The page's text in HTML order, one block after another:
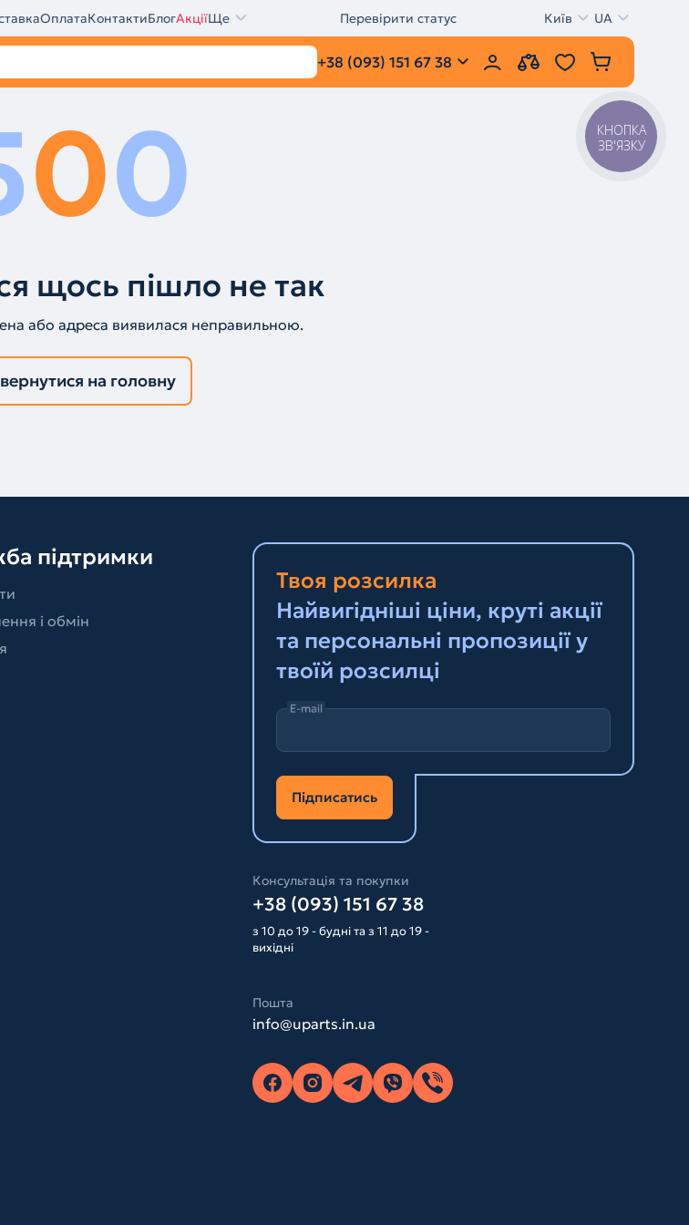
ОплатаКонтактиБлогАкціїЩе Перевірити статус Київ UA
+38 (093) 151 67 38
00
щось пішло не так
або адреса виявилася неправильною.
на головну
підтримки
і обмін
Твоя розсилка
Найвигідніші ціни, круті акції
та персональні пропозиції у
твоїй розсилці
E-mail
Підписатись
Консультація та покупки
+38 (093) 151 67 38
з 10 до 19 - будні та з 11 до 19 -
вихідні
Пошта
info@uparts.in.ua
КНОПКА
ЗВ'ЯЗКУ